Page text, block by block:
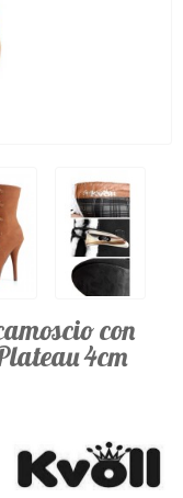
con
4cm